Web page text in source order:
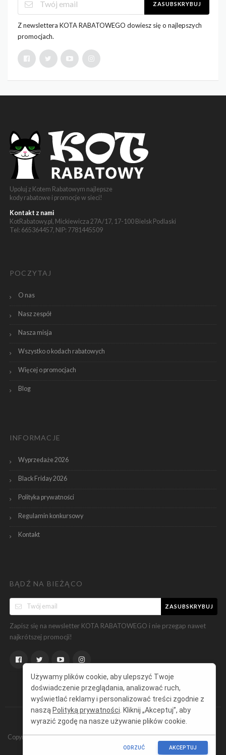
ZASUBSKRYBUJ
Z newslettera KOTA RABATOWEGO dowiesz się o najlepszych
promocjach.
Upoluj z Kotem Rabatowym najlepsze
kody rabatowe i promocje w sieci!
Kontakt z nami
KotRabatowy.pl, Mickiewicza 27A/17, 17-100 Bielsk Podlaski
Tel: 665364457, NIP: 7781445509
POCZYTAJ
O nas
Nasz zespół
Nasza misja
Wszystko o kodach rabatowych
Więcej o promocjach
Blog
INFORMACJE
Wyprzedaże 2026
Black Friday 2026
Polityka prywatności
Regulamin konkursowy
Kontakt
BĄDŹ NA BIEŻĄCO
ZASUBSKRYBUJ
Zapisz się na newsletter KOTA RABATOWEGO i nie przegap nawet
najkrótszej promocji!
Copyright ©KotRabatowy.plWszelkie prawa zastrzeżone.
Używamy plików cookie, aby ulepszyć Twoje
doświadczenie przeglądania, analizować ruch,
wyświetlać reklamy i personalizować treści zgodnie z
naszą Polityką prywatności . Kliknij „Akceptuj”, aby
wyrazić zgodę na nasze używanie plików cookie.
ODRZUĆ AKCEPTUJ